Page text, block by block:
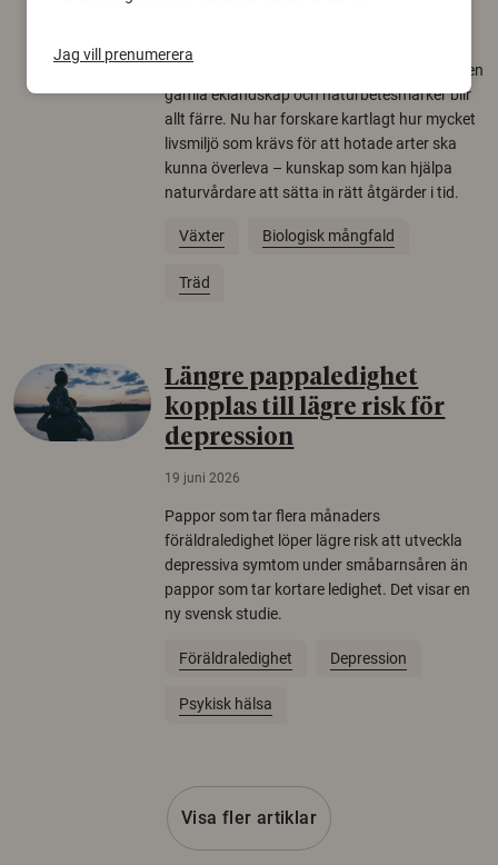
Över tusen arter behöver ekar i sin närhet, men
gamla eklandskap och naturbetesmarker blir
allt färre. Nu har forskare kartlagt hur mycket
livsmiljö som krävs för att hotade arter ska
kunna överleva – kunskap som kan hjälpa
naturvårdare att sätta in rätt åtgärder i tid.
Växter Biologisk mångfald
Träd
Längre pappaledighet
kopplas till lägre risk för
depression
19 juni 2026
Pappor som tar flera månaders
föräldraledighet löper lägre risk att utveckla
depressiva symtom under småbarnsåren än
pappor som tar kortare ledighet. Det visar en
ny svensk studie.
Föräldraledighet Depression
Psykisk hälsa
Visa fler artiklar
Jag vill prenumerera